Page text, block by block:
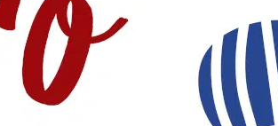
Montaner en Barranquilla
y piden investigar su venta en Barranquilla